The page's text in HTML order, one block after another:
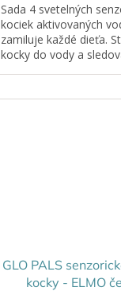
Sada 4 svetelných
kociek aktivovaných
zamiluje každé dieťa.
kocky do vody a
GLO PALS
kocky - ELMO